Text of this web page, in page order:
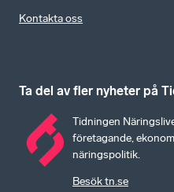
Kontakta oss
Ta del av fler nyheter på
Tidningen
företagande,
näringspolitik.
Besök tn.se